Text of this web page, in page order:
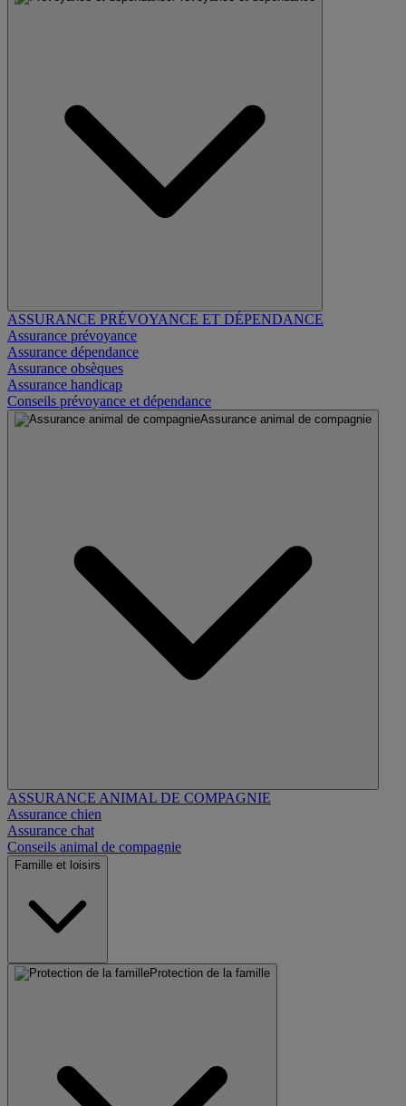
ASSURANCE PRÉVOYANCE ET DÉPENDANCE
Assurance prévoyance
Assurance dépendance
Assurance obsèques
Assurance handicap
Conseils prévoyance et dépendance
Assurance animal de compagnie
ASSURANCE ANIMAL DE COMPAGNIE
Assurance chien
Assurance chat
Conseils animal de compagnie
Famille et loisirs
Protection de la famille